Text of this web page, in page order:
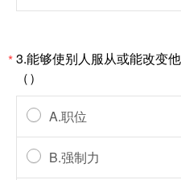
*3.能够使别人服从或能改变
（）
A.职位
B.强制力